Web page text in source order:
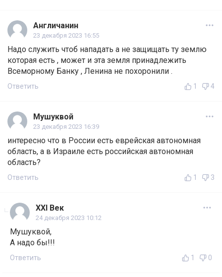
Англичанин
23 декабря 2023 16:55
Надо служить чтоб нападать а не защищать ту землю
которая есть , может и эта земля принадлежить
Всеморному Банку , Ленина не похоронили .
Ответить 1 4
Мушуквой
23 декабря 2023 16:39
интересно что в России есть еврейская автономная
область, а в Израиле есть российская автономная
область?
Ответить 1 3
ХХl Век
24 декабря 2023 10:12
Мушуквой,
А надо бы!!!
Ответить 1 0